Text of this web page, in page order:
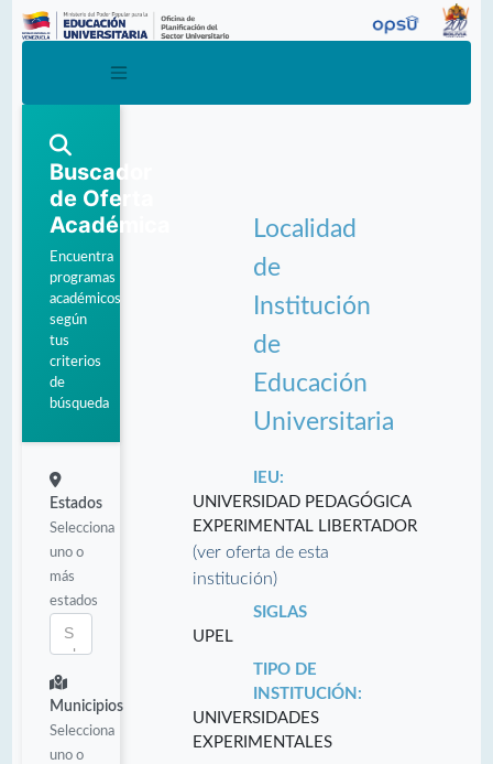
Buscador
de Oferta
Académica
Encuentra
programas
académicos
según
tus
criterios
de
búsqueda
Estados
Selecciona
uno o
más
estados
Municipios
Selecciona
uno o
Localidad
de
Institución
de
Educación
Universitaria
IEU:
UNIVERSIDAD PEDAGÓGICA
EXPERIMENTAL LIBERTADOR
(ver oferta de esta
institución)
SIGLAS
UPEL
TIPO DE
INSTITUCIÓN:
UNIVERSIDADES
EXPERIMENTALES